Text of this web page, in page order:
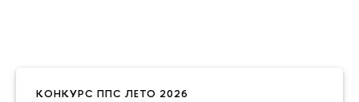
КОНКУРС ППС ЛЕТО 2026